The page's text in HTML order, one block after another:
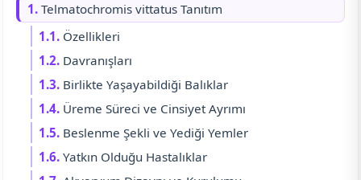
1. Telmatochromis vittatus Tanıtım
1.1. Özellikleri
1.2. Davranışları
1.3. Birlikte Yaşayabildiği Balıklar
1.4. Üreme Süreci ve Cinsiyet Ayrımı
1.5. Beslenme Şekli ve Yediği Yemler
1.6. Yatkın Olduğu Hastalıklar